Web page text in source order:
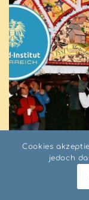
Cookies
jedoch